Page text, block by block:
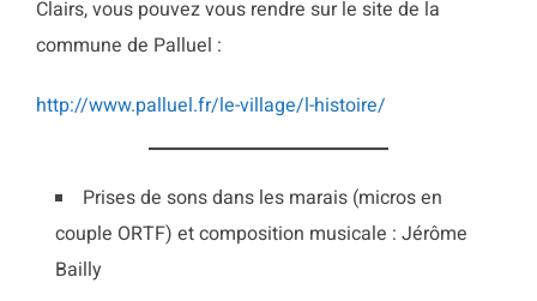
Clairs, vous pouvez vous rendre sur le site de la
commune de Palluel :
http://www.palluel.fr/le-village/l-histoire/
Prises de sons dans les marais (micros en
couple ORTF) et composition musicale : Jérôme
Bailly